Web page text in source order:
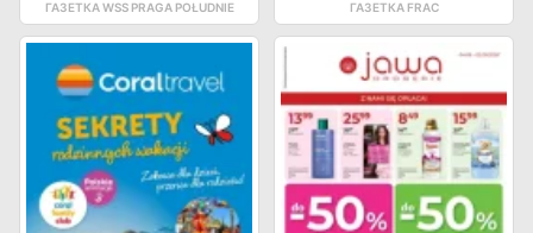
ГАЗЕТКА WSS PRAGA POŁUDNIE ГАЗЕТКА FRAC